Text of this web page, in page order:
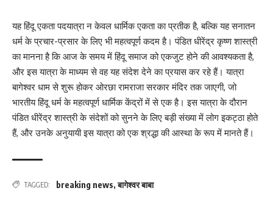
यह हिंदू एकता पदयात्रा न केवल धार्मिक एकता का प्रतीक है, बल्कि यह सनातन
धर्म के प्रचार-प्रसार के लिए भी महत्वपूर्ण कदम है। पंडित धीरेंद्र कृष्ण शास्त्री
का मानना है कि आज के समय में हिंदू समाज को एकजुट होने की आवश्यकता है,
और इस यात्रा के माध्यम से वह यह संदेश देने का प्रयास कर रहे हैं। यात्रा
बागेश्वर धाम से शुरू होकर ओरछा रामराजा सरकार मंदिर तक जाएगी, जो
भारतीय हिंदू धर्म के महत्वपूर्ण धार्मिक केंद्रों में से एक है। इस यात्रा के दौरान
पंडित धीरेंद्र शास्त्री के संदेशों को सुनने के लिए बड़ी संख्या में लोग इकट्ठा होते
हैं, और उनके अनुयायी इस यात्रा को एक श्रद्धा की आस्था के रूप में मानते हैं।
TAGGED: breaking news,बागेश्वर बाबा